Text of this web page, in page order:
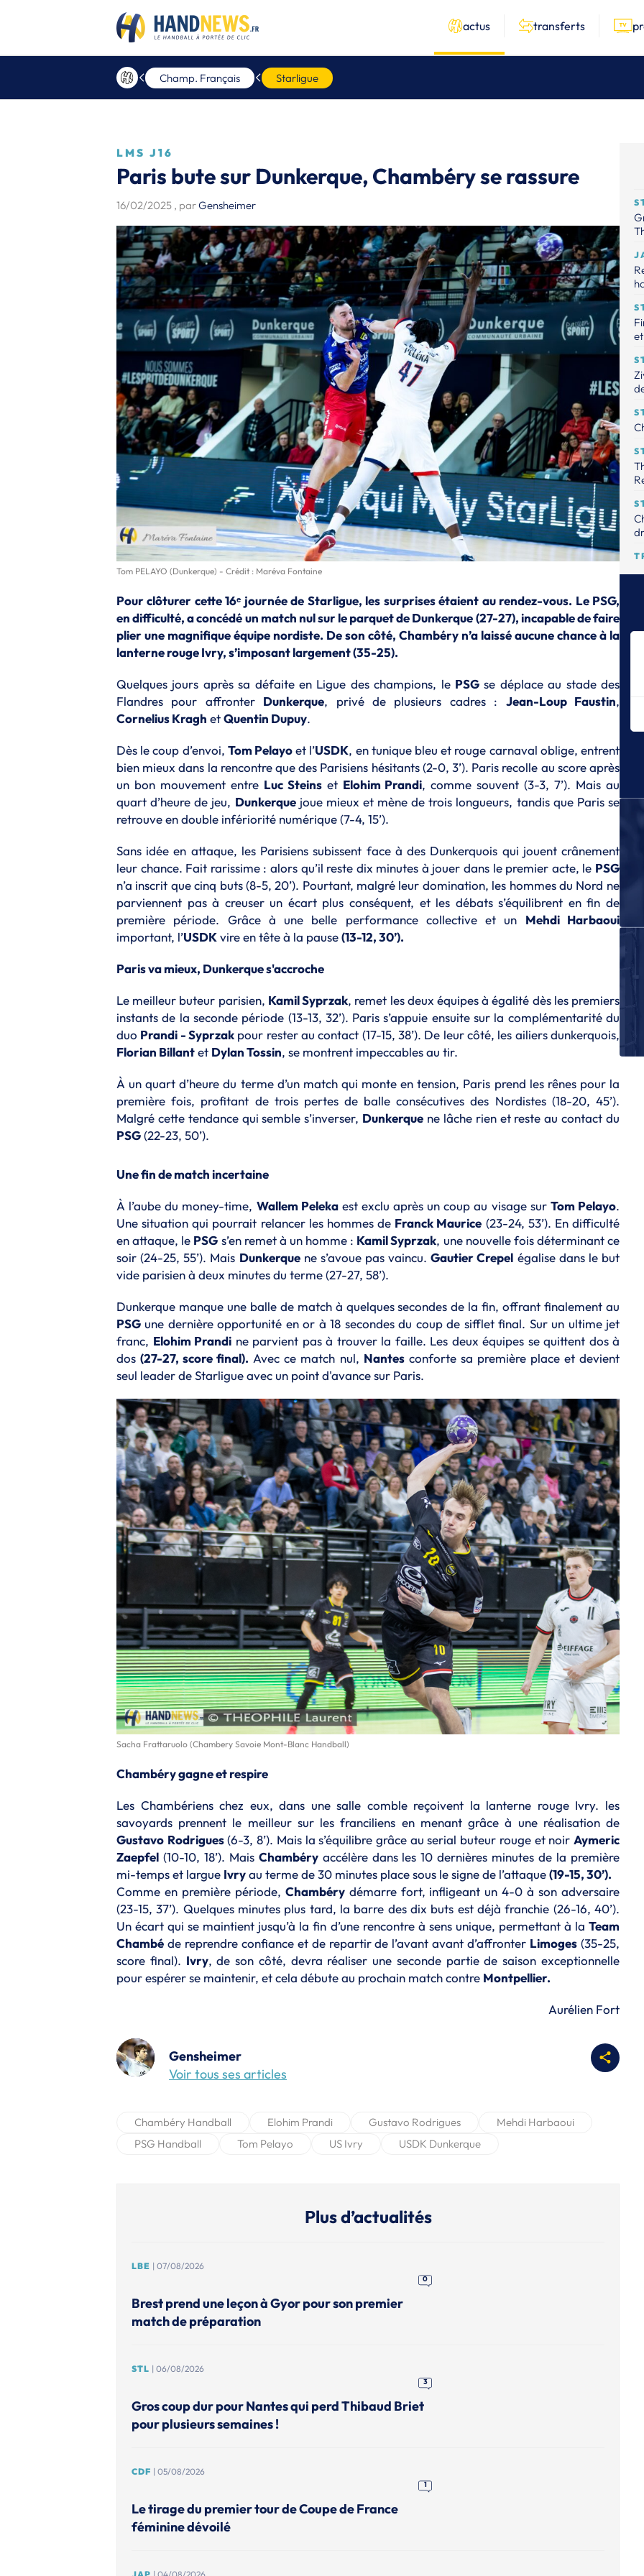
actus transferts
Champ. Français Starligue
LMS J16
Paris bute sur Dunkerque, Chambéry se rassure
16/02/2025 , parGensheimer
Tom PELAYO (Dunkerque) - Crédit : Maréva Fontaine
Pour clôturer cette 16ᵉ journée de Starligue, les surprises étaient au rendez-vous. Le PSG,
en difficulté, a concédé un match nul sur le parquet de Dunkerque (27-27), incapable de faire
plier une magnifique équipe nordiste. De son côté, Chambéry n’a laissé aucune chance à la
lanterne rouge Ivry, s’imposant largement (35-25).
Quelques jours après sa défaite en Ligue des champions, le PSG se déplace au stade des
Flandres pour affronter Dunkerque, privé de plusieurs cadres : Jean-Loup Faustin,
Cornelius Kragh etQuentin Dupuy.
Dès le coup d’envoi, Tom Pelayoet l’USDK, en tunique bleu et rouge carnaval oblige, entrent
bien mieux dans la rencontre que des Parisiens hésitants (2-0, 3’). Paris recolle au score après
un bon mouvement entre Luc Steinset Elohim Prandi, comme souvent (3-3, 7’). Mais au
quart d’heure de jeu, Dunkerquejoue mieux et mène de trois longueurs, tandis que Paris se
retrouve en double infériorité numérique (7-4, 15’).
Sans idée en attaque, les Parisiens subissent face à des Dunkerquois qui jouent crânement
leur chance. Fait rarissime : alors qu’il reste dix minutes à jouer dans le premier acte, le PSG
n’a inscrit que cinq buts (8-5, 20’). Pourtant, malgré leur domination, les hommes du Nord ne
parviennent pas à creuser un écart plus conséquent, et les débats s’équilibrent en fin de
première période. Grâce à une belle performance collective et un Mehdi Harbaoui
important, l’USDKvire en tête à la pause(13-12, 30’).
Paris va mieux, Dunkerque s'accroche
Le meilleur buteur parisien, Kamil Syprzak, remet les deux équipes à égalité dès les premiers
instants de la seconde période (13-13, 32’). Paris s’appuie ensuite sur la complémentarité du
duo Prandi - Syprzak pour rester au contact (17-15, 38’). De leur côté, les ailiers dunkerquois,
Florian Billantet Dylan Tossin, se montrent impeccables au tir.
À un quart d’heure du terme d’un match qui monte en tension, Paris prend les rênes pour la
première fois, profitant de trois pertes de balle consécutives des Nordistes (18-20, 45’).
Malgré cette tendance qui semble s’inverser, Dunkerque ne lâche rien et reste au contact du
PSG(22-23, 50’).
Une fin de match incertaine
À l’aube du money-time, Wallem Pelekaest exclu après un coup au visage sur Tom Pelayo.
Une situation qui pourrait relancer les hommes de Franck Maurice (23-24, 53’). En difficulté
en attaque, le PSG s’en remet à un homme : Kamil Syprzak, une nouvelle fois déterminant ce
soir (24-25, 55’). Mais Dunkerquene s’avoue pas vaincu.Gautier Crepel égalise dans le but
vide parisien à deux minutes du terme (27-27, 58’).
Dunkerque manque une balle de match à quelques secondes de la fin, offrant finalement au
PSG une dernière opportunité en or à 18 secondes du coup de sifflet final. Sur un ultime jet
franc, Elohim Prandi ne parvient pas à trouver la faille. Les deux équipes se quittent dos à
dos(27-27, score final). Avec ce match nul, Nantesconforte sa première place et devient
seul leader de Starligue avec un point d'avance sur Paris.
Sacha Frattaruolo (Chambery Savoie Mont-Blanc Handball)
Chambéry gagne et respire
Les Chambériens chez eux, dans une salle comble reçoivent la lanterne rouge Ivry. les
savoyards prennent le meilleur sur les franciliens en menant grâce à une réalisation de
Gustavo Rodrigues(6-3, 8’). Mais la s’équilibre grâce au serial buteur rouge et noirAymeric
Zaepfel (10-10, 18’). Mais Chambéryaccélère dans les 10 dernières minutes de la première
mi-temps et largue Ivryau terme de 30 minutes place sous le signe de l’attaque(19-15, 30’).
Comme en première période, Chambérydémarre fort, infligeant un 4-0 à son adversaire
(23-15, 37’). Quelques minutes plus tard, la barre des dix buts est déjà franchie (26-16, 40’).
Un écart qui se maintient jusqu’à la fin d’une rencontre à sens unique, permettant à la Team
Chambé de reprendre confiance et de repartir de l’avant avant d’affronter Limoges (35-25,
score final). Ivry, de son côté, devra réaliser une seconde partie de saison exceptionnelle
pour espérer se maintenir, et cela débute au prochain match contre Montpellier.
Aurélien Fort
Gensheimer
Voir tous ses articles
Chambéry Handball Elohim Prandi Gustavo Rodrigues
Mehdi Harbaoui
PSG Handball
Tom Pelayo US Ivry USDK Dunkerque
Plus d’actualités
LBE | 07/08/2026
0
Brest prend une leçon à Gyor pour son premier
match de préparation
STL | 06/08/2026
3
Gros coup dur pour Nantes qui perd Thibaud Briet
pour plusieurs semaines !
CDF | 05/08/2026
1
Le tirage du premier tour de Coupe de France
féminine dévoilé